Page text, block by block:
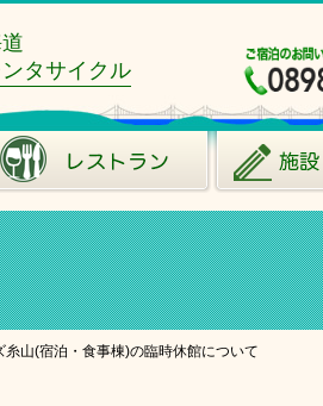
タサイクル
糸山(宿泊・食事棟)の臨時休館について